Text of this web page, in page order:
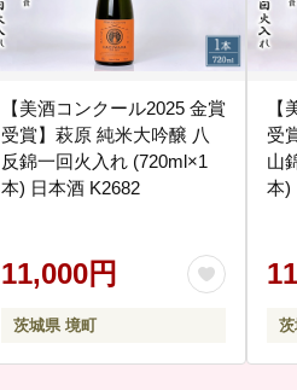
【美酒コンクール2025 金賞
受賞】萩原 純米大吟醸 八
反錦一回火入れ (720ml×1
本) 日本酒 K2682
11,000円
茨城県 境町
受
山
本)